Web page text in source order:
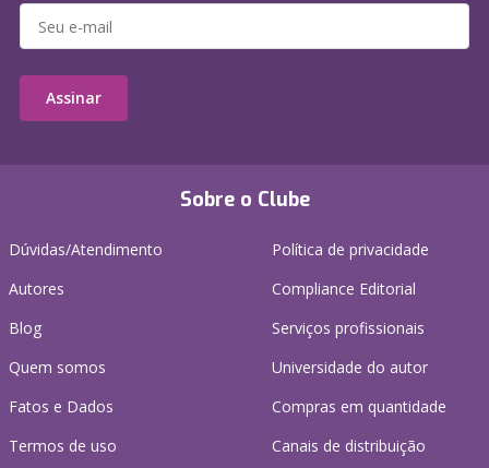
Sobre o Clube
Dúvidas/Atendimento
Autores
Blog
Quem somos
Fatos e Dados
Termos de uso
Política de privacidade
Compliance Editorial
Serviços profissionais
Universidade do autor
Compras em quantidade
Canais de distribuição
Assinar